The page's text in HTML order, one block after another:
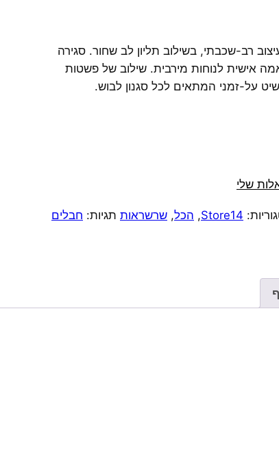
רב-שכבתי, בשילוב תליון לב שחור. סגירה
אישית לנוחות מירבית. שילוב של פשטות
על-זמני המתאים לכל סגנון לבוש.
שלי
Store14
, הכל, שרשראות תגיות: חבלים